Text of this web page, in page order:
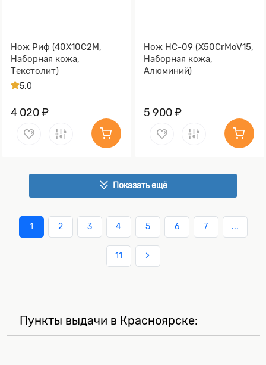
Нож Риф (40Х10С2М,
Наборная кожа,
Текстолит)
5.0
4 020 ₽
Нож НС-09 (X50CrMoV15,
Наборная кожа,
Алюминий)
5 900 ₽
Показать ещё
1 2 3 4 5 6 7 ...
11 >
Пункты выдачи в Красноярске: